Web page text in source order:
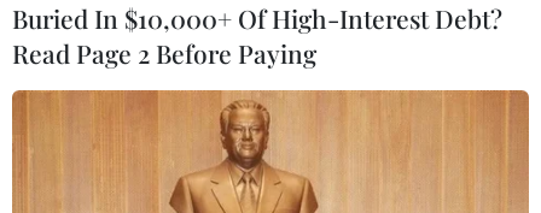
Buried In $10,000+ Of High-Interest Debt?
Read Page 2 Before Paying